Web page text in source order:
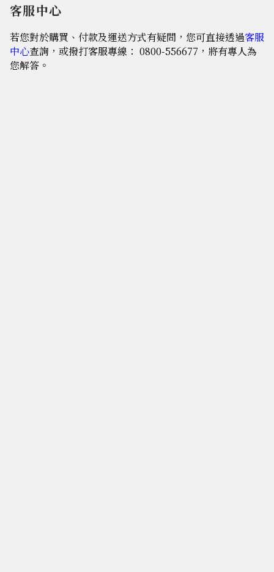
客服中心
若您對於購買、付款及運送方式有疑問，您可直接透過客服
中心查詢，或撥打客服專線： 0800-556677，將有專人為
您解答。